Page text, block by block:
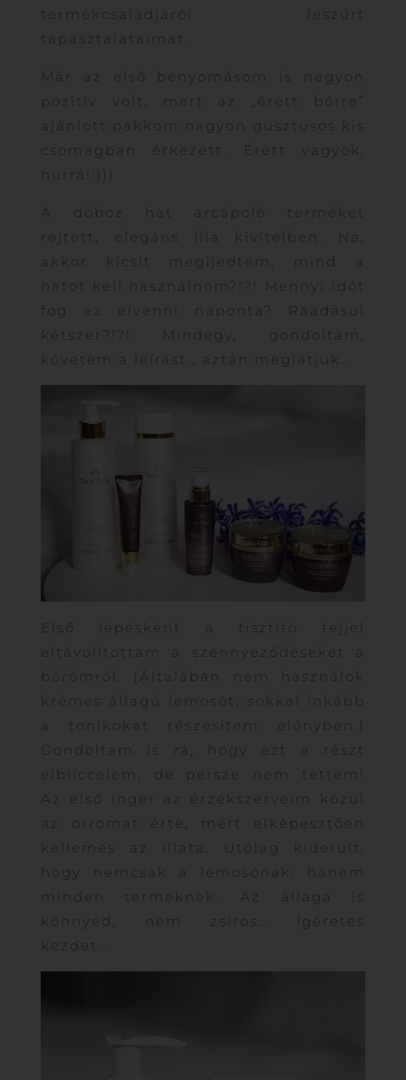
termékcsaládjáról leszűrt
tapasztalataimat.
Már az első benyomásom is nagyon
pozitív volt, mert az „érett bőrre”
ajánlott pakkom nagyon gusztusos kis
csomagban érkezett. Érett vagyok,
hurrá!:)))
A doboz hat arcápoló terméket
rejtett, elegáns lila kivitelben. Na,
akkor kicsit megijedtem, mind a
hatot kell használnom?!?! Mennyi időt
fog ez elvenni naponta? Ráadásul
kétszer?!?! Mindegy, gondoltam,
követem a leírást , aztán meglátjuk..
Első lépésként a tisztító tejjel
eltávolítottam a szennyeződéseket a
bőrömről. (Általában nem használok
krémes állagú lemosót, sokkal inkább
a tonikokat részesítem előnyben.)
Gondoltam is rá, hogy ezt a részt
elbliccelem, de persze nem tettem!
Az első inger az érzékszerveim közül
az orromat érte, mert elképesztően
kellemes az illata. Utólag kiderült,
hogy nemcsak a lemosónak, hanem
minden termeknek. Az állaga is
könnyed, nem zsíros… Ígéretes
kezdet..